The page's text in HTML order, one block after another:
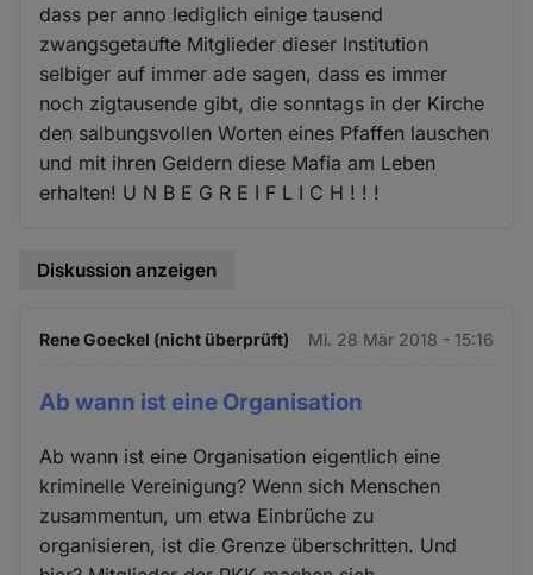
dass per anno lediglich einige tausend
zwangsgetaufte Mitglieder dieser Institution
selbiger auf immer ade sagen, dass es immer
noch zigtausende gibt, die sonntags in der Kirche
den salbungsvollen Worten eines Pfaffen lauschen
und mit ihren Geldern diese Mafia am Leben
erhalten! U N B E G R E I F L I C H ! ! !
Diskussion anzeigen
Rene Goeckel (nicht überprüft) Mi. 28 Mär 2018 - 15:16
Ab wann ist eine Organisation
Ab wann ist eine Organisation eigentlich eine
kriminelle Vereinigung? Wenn sich Menschen
zusammentun, um etwa Einbrüche zu
organisieren, ist die Grenze überschritten. Und